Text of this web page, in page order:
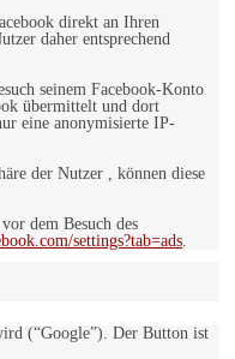
direkt an Ihren
daher entsprechend
seinem Facebook-Konto
übermittelt und dort
eine anonymisierte IP-
der Nutzer , können diese
dem Besuch des
settings?tab=ads.
(“Google”). Der Button ist